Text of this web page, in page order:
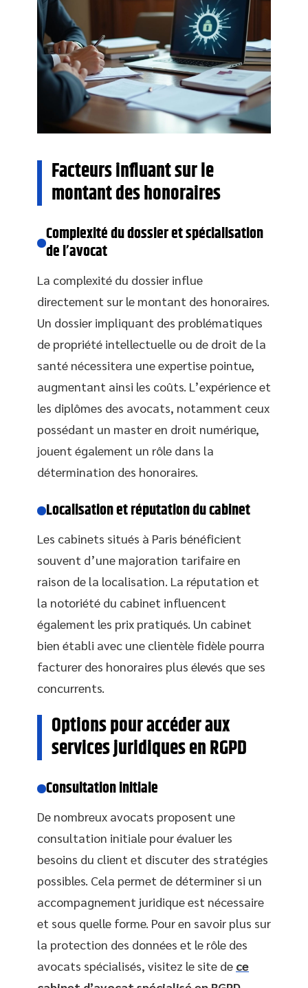
Facteurs influant sur le
montant des honoraires
Complexité du dossier et spécialisation
de l’avocat
La complexité du dossier influe
directement sur le montant des honoraires.
Un dossier impliquant des problématiques
de propriété intellectuelle ou de droit de la
santé nécessitera une expertise pointue,
augmentant ainsi les coûts. L’expérience et
les diplômes des avocats, notamment ceux
possédant un master en droit numérique,
jouent également un rôle dans la
détermination des honoraires.
Localisation et réputation du cabinet
Les cabinets situés à Paris bénéficient
souvent d’une majoration tarifaire en
raison de la localisation. La réputation et
la notoriété du cabinet influencent
également les prix pratiqués. Un cabinet
bien établi avec une clientèle fidèle pourra
facturer des honoraires plus élevés que ses
concurrents.
Options pour accéder aux
services juridiques en RGPD
Consultation initiale
De nombreux avocats proposent une
consultation initiale pour évaluer les
besoins du client et discuter des stratégies
possibles. Cela permet de déterminer si un
accompagnement juridique est nécessaire
et sous quelle forme. Pour en savoir plus sur
la protection des données et le rôle des
avocats spécialisés, visitez le site de ce